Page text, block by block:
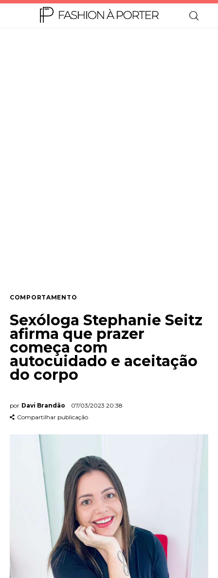
Contato
COMPORTAMENTO
Sexóloga Stephanie Seitz
afirma que prazer
começa com
autocuidado e aceitação
do corpo
por Davi Brandão
07/03/2023 20:38
Compartilhar publicação